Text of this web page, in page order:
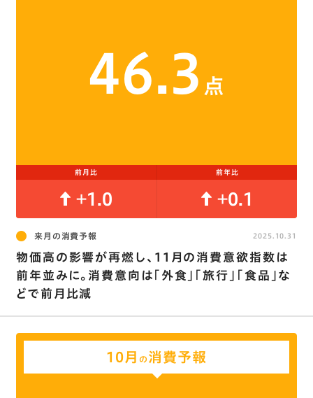
46.3 点
前月比 前年比
+1.0 +0.1
来月の消費予報
物価高の影響が再燃し､11月の消費意欲指数は
前年並みに。消費意向は｢外食｣｢旅行｣｢食品｣な
どで前月比減
2025.10.31
10月の消費予報